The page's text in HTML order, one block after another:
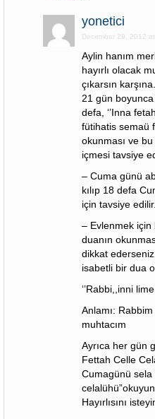
yonetici
December 29, 2012
Aylin hanım
hayırlı olacak
çıkarsın karşına.
21 gün
defa, ‘’Inna
fütihatis semaü
okunması ve
içmesi tavsiye
– Cuma günü
kılıp 18 defa
için tavsiye edilir.
– Evlenmek
duanın
dikkat
isabetli bir dua
‘’Rabbi,,inni
Anlamı:
muhtacım
Ayrıca her gün
Fettah Celle
Cumagünü sela
Hayırlısını